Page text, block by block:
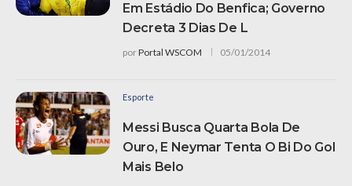
Em Estádio Do Benfica; Governo
Decreta 3 Dias De L
porPortal WSCOM 05/01/2014
Esporte
Messi Busca Quarta Bola De
Ouro, E Neymar Tenta O Bi Do Gol
Mais Belo